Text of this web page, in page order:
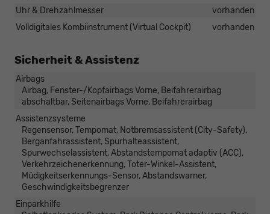
Uhr & Drehzahlmesser
vorhanden
Volldigitales Kombiinstrument (Virtual Cockpit)
vorhanden
Sicherheit & Assistenz
Airbags
Airbag, Fenster-/Kopfairbags Vorne, Beifahrerairbag
abschaltbar, Seitenairbags Vorne, Beifahrerairbag
Assistenzsysteme
Regensensor, Tempomat, Notbremsassistent (City-Safety),
Berganfahrassistent, Spurhalteassistent,
Spurwechselassistent, Abstandstempomat adaptiv (ACC),
Verkehrzeichenerkennung, Toter-Winkel-Assistent,
Müdigkeitserkennungs-Sensor, Abstandswarner,
Geschwindigkeitsbegrenzer
Einparkhilfe